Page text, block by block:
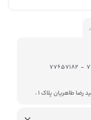
طاهریان پلاک 1 ،